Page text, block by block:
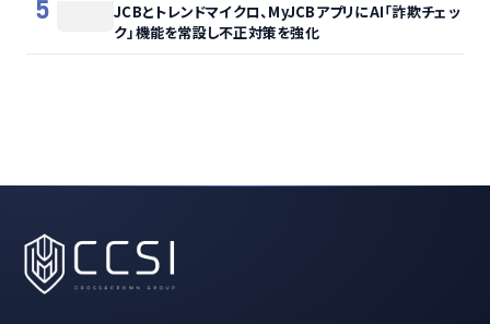
5
JCBとトレンドマイクロ、MyJCBアプリにAI「詐欺チェッ
ク」機能を常設し不正対策を強化